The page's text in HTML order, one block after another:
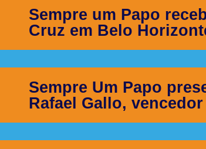
Sempre um Papo
Cruz em Belo
Sempre Um Papo
Rafael Gallo,